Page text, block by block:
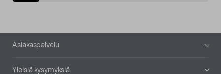
Alatunniste
Asiakaspalvelu
Yleisiä kysymyksiä